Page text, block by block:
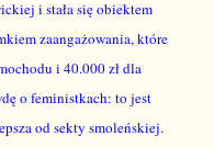
i stała się obiektem
zaangażowania, które
i 40.000 zł dla
o feministkach: to jest
od sekty smoleńskiej.